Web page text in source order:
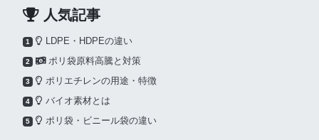
人気記事
1 LDPE・HDPEの違い
2 ポリ袋原料高騰と対策
3 ポリエチレンの用途・特徴
4 バイオ素材とは
5 ポリ袋・ビニール袋の違い